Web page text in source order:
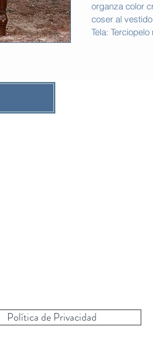
organza color
coser al
Tela:
Política de Privacidad